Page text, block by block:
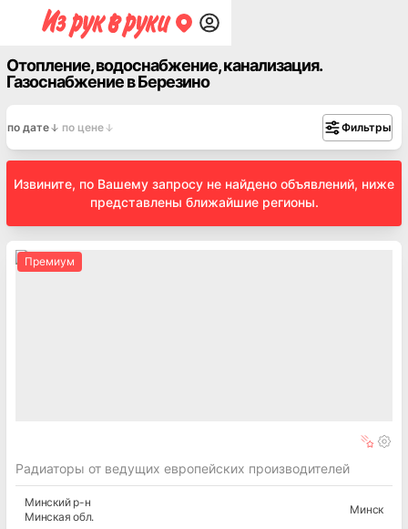
Отопление, водоснабжение, канализация.
Газоснабжение в Березино
по дате по цене Фильтры
Извините, по Вашему запросу не найдено объявлений, ниже
представлены ближайшие регионы.
Премиум
Радиаторы от ведущих европейских производителей
Минскийр-н
Минская обл.
Минск